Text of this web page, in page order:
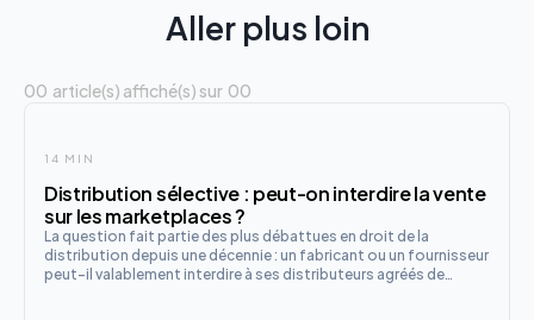
Aller plus loin
00 article(s) affiché(s) sur 00
14 MIN
Distribution sélective : peut-on interdire la vente
sur les marketplaces ?
La question fait partie des plus débattues en droit de la
distribution depuis une décennie : un fabricant ou un fournisseur
peut-il valablement interdire à ses distributeurs agréés de